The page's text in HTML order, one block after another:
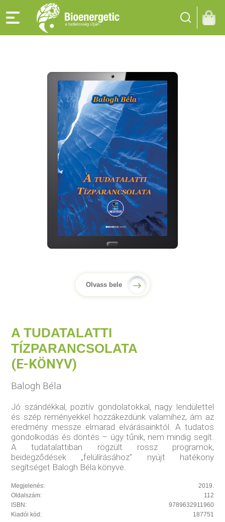
Olvass bele
A TUDATALATTI
TÍZPARANCSOLATA
(E-KÖNYV)
Balogh Béla
Jó szándékkal, pozitív gondolatokkal, nagy lendülettel
és szép reményekkel hozzákezdünk valamihez, ám az
eredmény messze elmarad elvárásainktól. A tudatos
gondolkodás és döntés – úgy tűnik, nem mindig segít.
A tudatalattiban rögzült rossz programok,
beidegződések „felülírásához" nyújt hatékony
segítséget Balogh Béla könyve.
Megjelenés:
2019.
Oldalszám:
112
ISBN:
9789632911960
Kiadói kód:
187751